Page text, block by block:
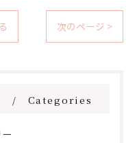
次のページ >
Categories